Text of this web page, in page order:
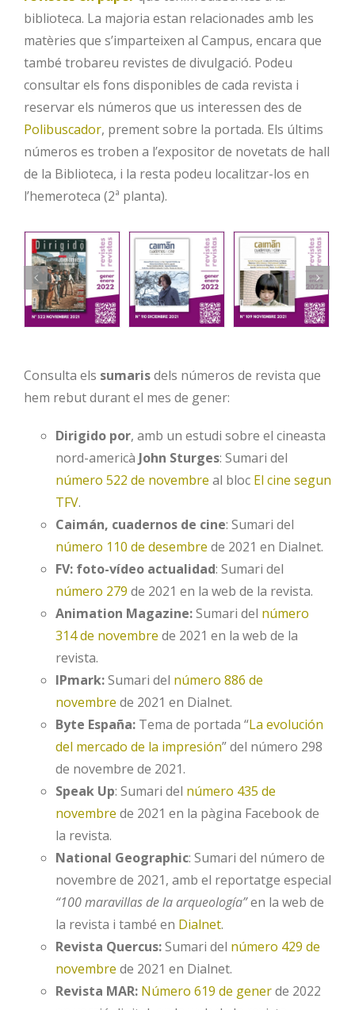
biblioteca. La majoria estan relacionades amb les
matèries que s’imparteixen al Campus, encara que
també trobareu revistes de divulgació. Podeu
consultar els fons disponibles de cada revista i
reservar els números que us interessen des de
Polibuscador, prement sobre la portada. Els últims
números es troben a l’expositor de novetats de hall
de la Biblioteca, i la resta podeu localitzar-los en
l’hemeroteca (2ª planta).
Consulta els sumarisdels números de revista que
hem rebut durant el mes de gener:
Dirigido por, amb un estudi sobre el cineasta
nord-americà John Sturges: Sumari del
número 522 de novembre al bloc El cine segun
TFV.
Caimán, cuadernos de cine: Sumari del
número 110 de desembre de 2021 en Dialnet.
FV: foto-vídeo actualidad: Sumari del
número 279 de 2021 en la web de la revista.
Animation Magazine:Sumari del número
314 de novembre de 2021 en la web de la
revista.
IPmark:Sumari del número 886 de
novembre de 2021 en Dialnet.
Byte España: Tema de portada “La evolución
del mercado de la impresión” del número 298
de novembre de 2021.
Speak Up: Sumari del número 435 de
novembre de 2021 en la pàgina Facebook de
la revista.
National Geographic: Sumari del número de
novembre de 2021, amb el reportatge especial
“100 maravillas de la arqueología”en la web de
la revista i també en Dialnet.
Revista Quercus:Sumari del número 429 de
novembre de 2021 en Dialnet.
Revista MAR: Número 619 de generde 2022